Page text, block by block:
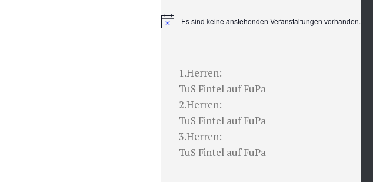
HinweisEs sind keine anstehenden Veranstaltungen vorhanden.
1.Herren:
TuS Fintel auf FuPa
2.Herren:
TuS Fintel auf FuPa
3.Herren:
TuS Fintel auf FuPa